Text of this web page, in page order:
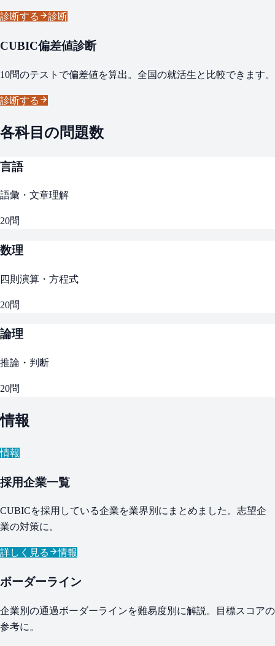
診断する 診断
CUBIC偏差値診断
10問のテストで偏差値を算出。全国の就活生と比較できます。
診断する
各科目の問題数
言語
語彙・文章理解
20問
数理
四則演算・方程式
20問
論理
推論・判断
20問
情報
情報
採用企業一覧
CUBICを採用している企業を業界別にまとめました。志望企
業の対策に。
詳しく見る 情報
ボーダーライン
企業別の通過ボーダーラインを難易度別に解説。目標スコアの
参考に。